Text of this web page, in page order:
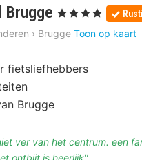
Brugge 1
nacht
vanaf
€
161,25
, 4 Sterren
› Brugge Toon op kaart
fietsliefhebbers
Brugge
ver van het centrum. een
ontbijt is heerlijk"